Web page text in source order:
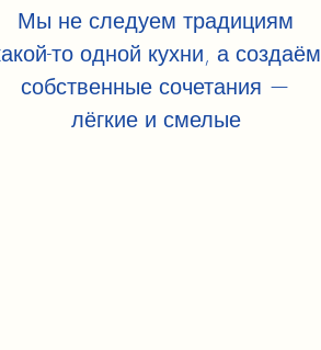
Мы не следуем традициям
то одной кухни, а создаём
собственные сочетания —
лёгкие и смелые